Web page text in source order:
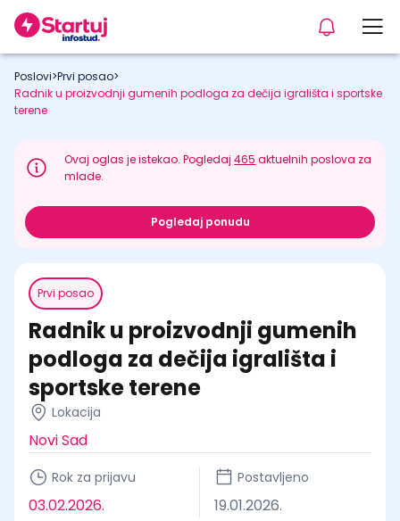
Poslovi>Prvi posao>
Radnik u proizvodnji gumenih podloga za dečija igrališta i sportske
terene
Ovaj oglas je istekao. Pogledaj465 aktuelnih poslova za
mlade.
Pogledaj ponudu
Prvi posao
Radnik u proizvodnji gumenih
podloga za dečija igrališta i
sportske terene
Lokacija
Novi Sad
Rok za prijavu
03.02.2026.
Postavljeno
19.01.2026.